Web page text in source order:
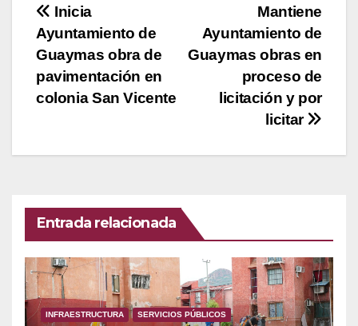
Navegación
de
entradas
Mantiene
Ayuntamiento de
Guaymas obras en
proceso de
licitación y por
licitar
Inicia
Ayuntamiento de
Guaymas obra de
pavimentación en
colonia San Vicente
Entrada relacionada
INFRAESTRUCTURA SERVICIOS PÚBLICOS